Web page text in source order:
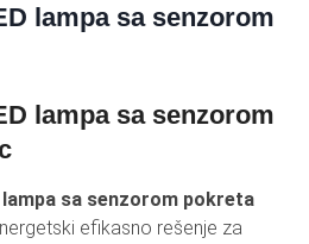
lampa sa senzorom
lampa sa senzorom
lampa sa senzorom pokreta
efikasno rešenje za